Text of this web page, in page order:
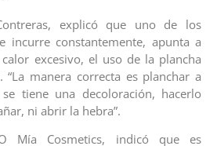
explicó que uno de los
incurre constantemente, apunta a
excesivo, el uso de la plancha
manera correcta es planchar a
tiene una decoloración, hacerlo
ni abrir la hebra”.
Mía Cosmetics, indicó que es